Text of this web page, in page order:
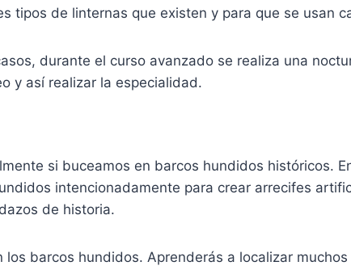
tipos de linternas que existen y para que se usan
durante el curso avanzado se realiza una
y así realizar la especialidad.
si buceamos en barcos hundidos históricos.
intencionadamente para crear arrecifes
de historia.
barcos hundidos. Aprenderás a localizar